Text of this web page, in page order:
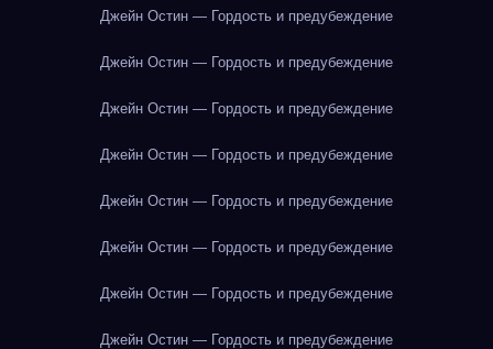
Джейн Остин — Гордость и предубеждение
Джейн Остин — Гордость и предубеждение
Джейн Остин — Гордость и предубеждение
Джейн Остин — Гордость и предубеждение
Джейн Остин — Гордость и предубеждение
Джейн Остин — Гордость и предубеждение
Джейн Остин — Гордость и предубеждение
Джейн Остин — Гордость и предубеждение